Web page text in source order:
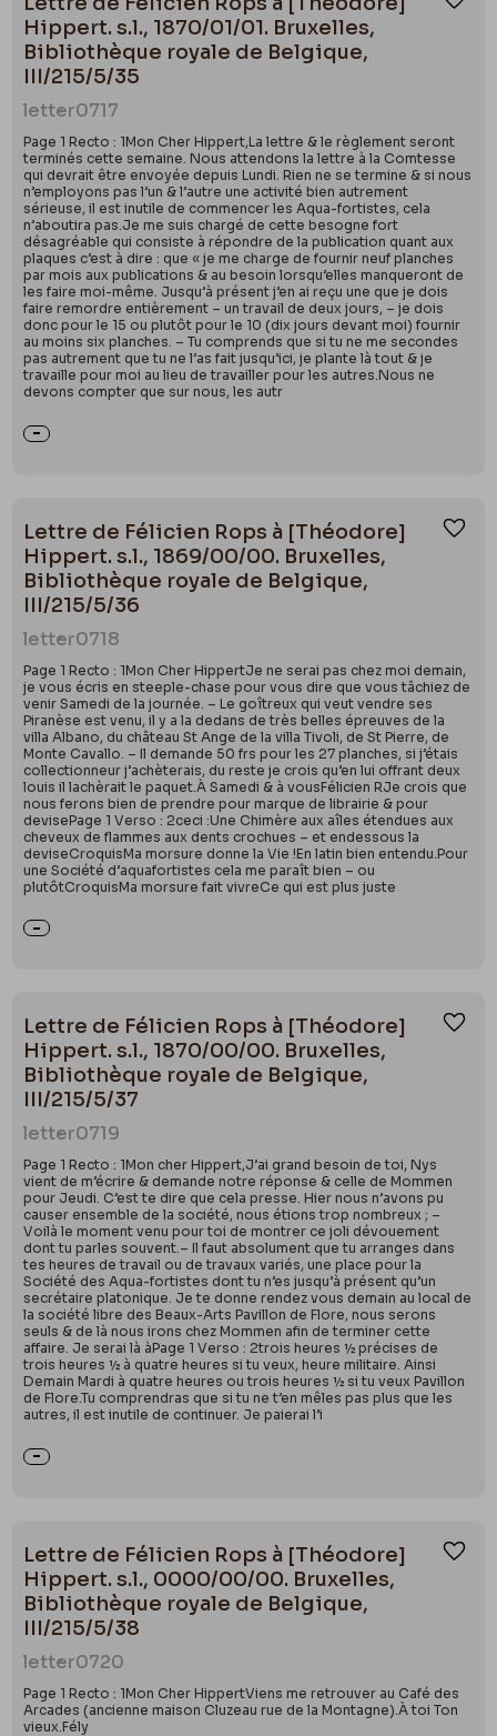
Hippert. s.l., 1870/01/01. Bruxelles,
Bibliothèque royale de Belgique,
III/215/5/35
letter0717
Page 1 Recto : 1Mon Cher Hippert,La lettre & le règlement seront
terminés cette semaine. Nous attendons la lettre à la Comtesse
qui devrait être envoyée depuis Lundi. Rien ne se termine & si nous
n’employons pas l’un & l’autre une activité bien autrement
sérieuse, il est inutile de commencer les Aqua-fortistes, cela
n’aboutira pas.Je me suis chargé de cette besogne fort
désagréable qui consiste à répondre de la publication quant aux
plaques c’est à dire : que « je me charge de fournir neuf planches
par mois aux publications & au besoin lorsqu’elles manqueront de
les faire moi-même. Jusqu’à présent j’en ai reçu une que je dois
faire remordre entièrement – un travail de deux jours, – je dois
donc pour le 15 ou plutôt pour le 10 (dix jours devant moi) fournir
au moins six planches. – Tu comprends que si tu ne me secondes
pas autrement que tu ne l’as fait jusqu’ici, je plante là tout & je
travaille pour moi au lieu de travailler pour les autres.Nous ne
devons compter que sur nous, les autr
Lettre de Félicien Rops à [Théodore]
Hippert. s.l., 1869/00/00. Bruxelles,
Bibliothèque royale de Belgique,
III/215/5/36
letter0718
Page 1 Recto : 1Mon Cher HippertJe ne serai pas chez moi demain,
je vous écris en steeple-chase pour vous dire que vous tâchiez de
venir Samedi de la journée. – Le goîtreux qui veut vendre ses
Piranèse est venu, il y a la dedans de très belles épreuves de la
villa Albano, du château St Ange de la villa Tivoli, de St Pierre, de
Monte Cavallo. – Il demande 50 frs pour les 27 planches, si j’étais
collectionneur j’achèterais, du reste je crois qu’en lui offrant deux
louis il lachèrait le paquet.À Samedi & à vousFélicien RJe crois que
nous ferons bien de prendre pour marque de librairie & pour
devisePage 1 Verso : 2ceci :Une Chimère aux aîles étendues aux
cheveux de flammes aux dents crochues – et endessous la
deviseCroquisMa morsure donne la Vie !En latin bien entendu.Pour
une Société d’aquafortistes cela me paraît bien – ou
plutôtCroquisMa morsure fait vivreCe qui est plus juste
Lettre de Félicien Rops à [Théodore]
Hippert. s.l., 1870/00/00. Bruxelles,
Bibliothèque royale de Belgique,
III/215/5/37
letter0719
Page 1 Recto : 1Mon cher Hippert,J’ai grand besoin de toi, Nys
vient de m’écrire & demande notre réponse & celle de Mommen
pour Jeudi. C’est te dire que cela presse. Hier nous n’avons pu
causer ensemble de la société, nous étions trop nombreux ; –
Voilà le moment venu pour toi de montrer ce joli dévouement
dont tu parles souvent.– Il faut absolument que tu arranges dans
tes heures de travail ou de travaux variés, une place pour la
Société des Aqua-fortistes dont tu n’es jusqu’à présent qu’un
secrétaire platonique. Je te donne rendez vous demain au local de
la société libre des Beaux-Arts Pavillon de Flore, nous serons
seuls & de là nous irons chez Mommen afin de terminer cette
affaire. Je serai là àPage 1 Verso : 2trois heures ½ précises de
trois heures ½ à quatre heures si tu veux, heure militaire. Ainsi
Demain Mardi à quatre heures ou trois heures ½ si tu veux Pavillon
de Flore.Tu comprendras que si tu ne t’en mêles pas plus que les
autres, il est inutile de continuer. Je paierai l’i
Lettre de Félicien Rops à [Théodore]
Hippert. s.l., 0000/00/00. Bruxelles,
Bibliothèque royale de Belgique,
III/215/5/38
letter0720
Page 1 Recto : 1Mon Cher HippertViens me retrouver au Café des
Arcades (ancienne maison Cluzeau rue de la Montagne).À toi Ton
vieux.Fély